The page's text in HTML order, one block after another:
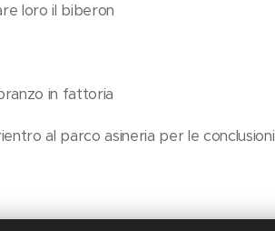
loro il biberon
in fattoria
al parco asineria per le conclusioni